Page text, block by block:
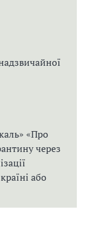
«Про
через
або